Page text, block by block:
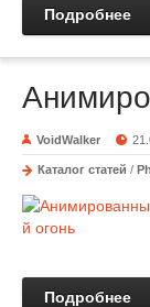
Подробнее
VoidWalker
Каталог статей /
Подробнее